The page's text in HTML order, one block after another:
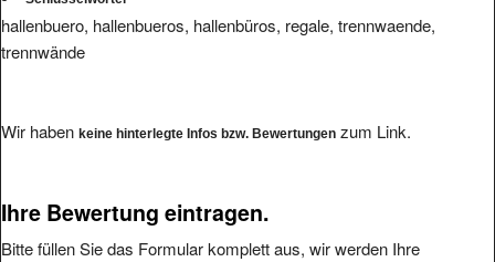
hallenbuero, hallenbueros, hallenbüros, regale, trennwaende,
trennwände
Wir haben keine hinterlegte Infos bzw. Bewertungen zum Link.
Ihre Bewertung eintragen.
Bitte füllen Sie das Formular komplett aus, wir werden Ihre